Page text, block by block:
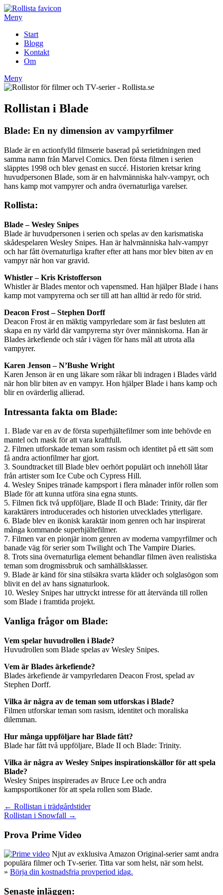
Hoppa
till
Meny
Start
Blogg
Kontakt
Om
Meny
Rollistan i Blade
Blade: En ny dimension av vampyrfilmer
Blade är en actionfylld filmserie baserad på serietidningen med
samma namn från Marvel Comics. Den första filmen i serien
släpptes 1998 och blev genast en succé. Historien kretsar kring
huvudpersonen Blade, som är en halvmänniska halv-vampyr, och
hans kamp mot vampyrer och andra övernaturliga varelser.
Rollista:
Blade – Wesley Snipes
Blade är huvudpersonen i serien och spelas av den karismatiska
skådespelaren Wesley Snipes. Han är halvmänniska halv-vampyr
och har fått övernaturliga krafter efter att hans mor blev biten av en
vampyr när hon var gravid.
Whistler – Kris Kristofferson
Whistler är Blades mentor och vapensmed. Han hjälper Blade i hans
kamp mot vampyrerna och ser till att han alltid är redo för strid.
Deacon Frost – Stephen Dorff
Deacon Frost är en mäktig vampyrledare som är fast besluten att
skapa en ny värld där vampyrerna styr över människorna. Han är
Blades ärkefiende och står i vägen för hans mål att utrota alla
vampyrer.
Karen Jenson – N’Bushe Wright
Karen Jenson är en ung läkare som råkar bli indragen i Blades värld
när hon blir biten av en vampyr. Hon hjälper Blade i hans kamp och
blir en ovärderlig allierad.
Intressanta fakta om Blade:
1. Blade var en av de första superhjältefilmer som inte behövde en
mantel och mask för att vara kraftfull.
2. Filmen utforskade teman som rasism och identitet på ett sätt som
få andra actionfilmer har gjort.
3. Soundtracket till Blade blev oerhört populärt och innehöll låtar
från artister som Ice Cube och Cypress Hill.
4. Wesley Snipes tränade kampsport i flera månader inför rollen som
Blade för att kunna utföra sina egna stunts.
5. Filmen fick två uppföljare, Blade II och Blade: Trinity, där fler
karaktärers introducerades och historien utvecklades ytterligare.
6. Blade blev en ikonisk karaktär inom genren och har inspirerat
många kommande superhjältefilmer.
7. Filmen var en pionjär inom genren av moderna vampyrfilmer och
banade väg för serier som Twilight och The Vampire Diaries.
8. Trots sina övernaturliga element behandlar filmen även realistiska
teman som drogmissbruk och samhällsklasser.
9. Blade är känd för sina stilsäkra svarta kläder och solglasögon som
blivit en del av hans signaturlook.
10. Wesley Snipes har uttryckt intresse för att återvända till rollen
som Blade i framtida projekt.
Vanliga frågor om Blade:
Vem spelar huvudrollen i Blade?
Huvudrollen som Blade spelas av Wesley Snipes.
Vem är Blades ärkefiende?
Blades ärkefiende är vampyrledaren Deacon Frost, spelad av
Stephen Dorff.
Vilka är några av de teman som utforskas i Blade?
Filmen utforskar teman som rasism, identitet och moraliska
dilemman.
Hur många uppföljare har Blade fått?
Blade har fått två uppföljare, Blade II och Blade: Trinity.
Vilka är några av Wesley Snipes inspirationskällor för att spela
Blade?
Wesley Snipes inspirerades av Bruce Lee och andra
kampsportikoner för att spela rollen som Blade.
Inläggsnavigering
← Rollistan i trädgårdstider
Rollistan i Snowfall →
Prova Prime Video
Njut av exklusiva Amazon Original-serier samt andra
populära filmer och Tv-serier. Titta var som helst, när som helst.
» Börja din kostnadsfria provperiod idag.
Senaste inläggen: